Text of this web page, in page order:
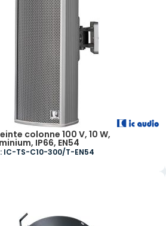
colonne 100 V, 10 W,
IP66, EN54
IC-TS-C10-300/T-EN54